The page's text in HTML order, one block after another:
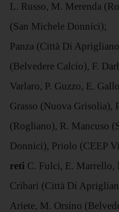
L. Russo, M. Merenda
(San Michele Donnici);
Panza (Città Di
(Belvedere Calcio), F.
Varlaro, P. Guzzo, E.
Grasso (Nuova Grisolia),
(Rogliano), R. Mancuso
Donnici), Priolo (CEEP
reti C. Fulci, E. Marrello,
Cribari (Città Di
Ariete, M. Orsino